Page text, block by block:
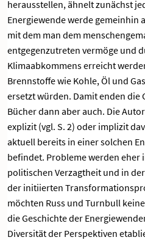
herausstellen, ähnelt zunächst
Energiewende werde gemeinhin
mit dem man dem
entgegenzutreten vermöge und
Klimaabkommens erreicht
Brennstoffe wie Kohle, Öl und
ersetzt würden. Damit enden die
Bücher dann aber auch. Die
explizit (vgl. S. 2) oder implizit
aktuell bereits in einer solchen
befindet. Probleme werden eher
politischen Verzagtheit und in
der initiierten
möchten Russ und Turnbull
die Geschichte der
Diversität der Perspektiven